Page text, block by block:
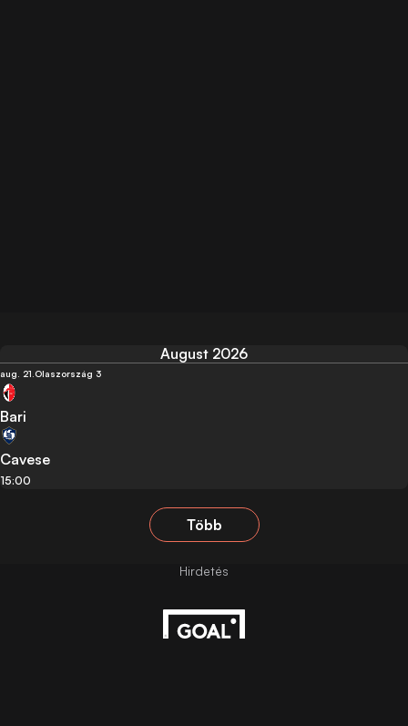
August 2026
aug. 21. Olaszország 3
Bari
Cavese
15:00
Több